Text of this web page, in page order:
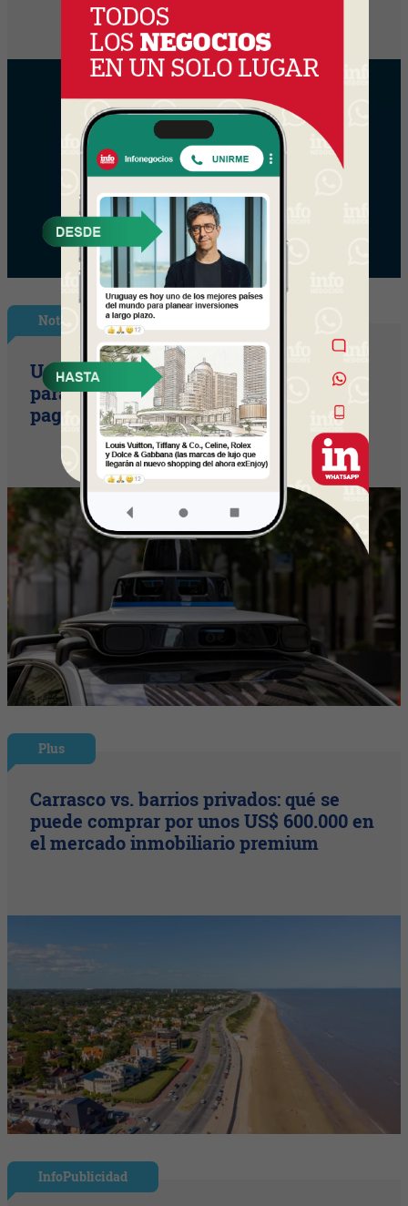
Nota Principal
Uruguay empieza a discutir las reglas
para una movilidad autónoma (¿Quién
paga si el auto sin conductor choca?)
Plus
Carrasco vs. barrios privados: qué se
puede comprar por unos US$ 600.000 en
el mercado inmobiliario premium
InfoPublicidad